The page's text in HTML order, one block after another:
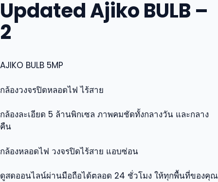
Skip
to
content
Updated Ajiko BULB –
2
AJIKO BULB 5MP
กล้องวงจรปิดหลอดไฟ ไร้สาย
กล้องละเอียด 5 ล้านพิกเซล ภาพคมชัดทั้งกลางวัน และกลาง
คืน
กล้องหลอดไฟ วงจรปิดไร้สาย แอบซ่อน
ดูสดออนไลน์ผ่านมือถือได้ตลอด 24 ชั่วโมง ให้ทุกพื้นที่ของคุณ